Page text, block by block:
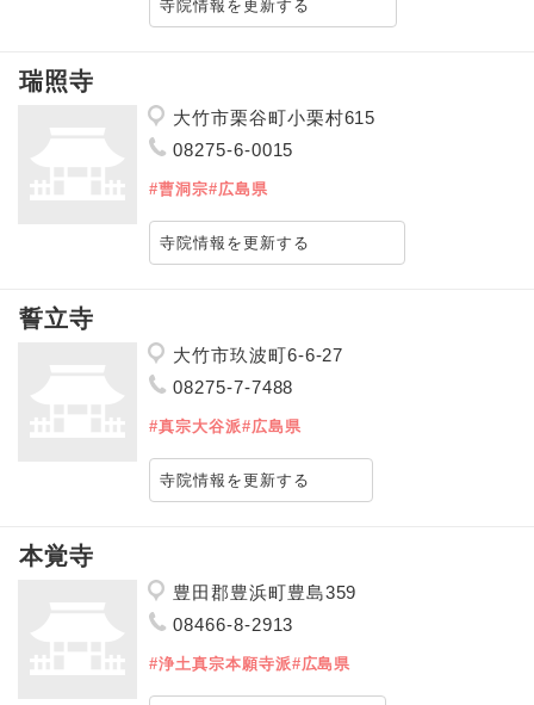
寺院情報を更新する
瑞照寺
大竹市栗谷町小栗村615
08275-6-0015
#曹洞宗#広島県
寺院情報を更新する
誓立寺
大竹市玖波町6-6-27
08275-7-7488
#真宗大谷派#広島県
寺院情報を更新する
本覚寺
豊田郡豊浜町豊島359
08466-8-2913
#浄土真宗本願寺派#広島県